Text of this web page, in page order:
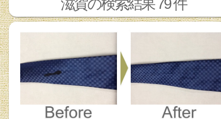
滋賀の検索結果 79 件